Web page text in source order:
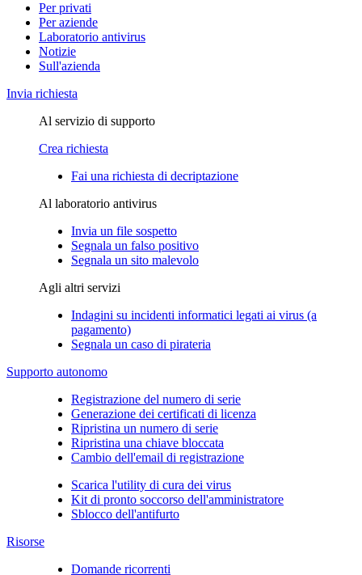
Per privati
Per aziende
Laboratorio antivirus
Notizie
Sull'azienda
Invia richiesta
Al servizio di supporto
Crea richiesta
Fai una richiesta di decriptazione
Al laboratorio antivirus
Invia un file sospetto
Segnala un falso positivo
Segnala un sito malevolo
Agli altri servizi
Indagini su incidenti informatici legati ai virus (a
pagamento)
Segnala un caso di pirateria
Supporto autonomo
Registrazione del numero di serie
Generazione dei certificati di licenza
Ripristina un numero di serie
Ripristina una chiave bloccata
Cambio dell'email di registrazione
Scarica l'utility di cura dei virus
Kit di pronto soccorso dell'amministratore
Sblocco dell'antifurto
Risorse
Domande ricorrenti